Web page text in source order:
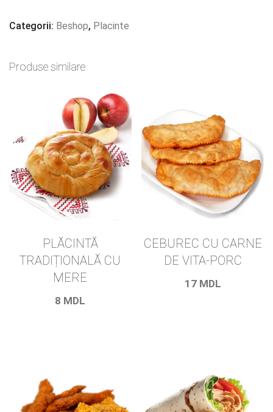
CU
Categorii: Beshop, Placinte
Produse similare
PLĂCINTĂ
TRADIȚIONALĂ CU
MERE
8 MDL
CEBUREC CU CARNE
DE VITA-PORC
17 MDL